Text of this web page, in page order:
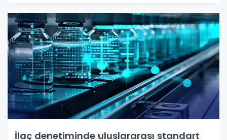
İlaç denetiminde uluslararası standart